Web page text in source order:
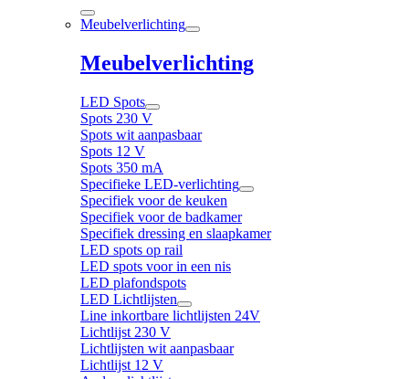
Meubelverlichting
Meubelverlichting
LED Spots
Spots 230 V
Spots wit aanpasbaar
Spots 12 V
Spots 350 mA
Specifieke LED-verlichting
Specifiek voor de keuken
Specifiek voor de badkamer
Specifiek dressing en slaapkamer
LED spots op rail
LED spots voor in een nis
LED plafondspots
LED Lichtlijsten
Line inkortbare lichtlijsten 24V
Lichtlijst 230 V
Lichtlijsten wit aanpasbaar
Lichtlijst 12 V